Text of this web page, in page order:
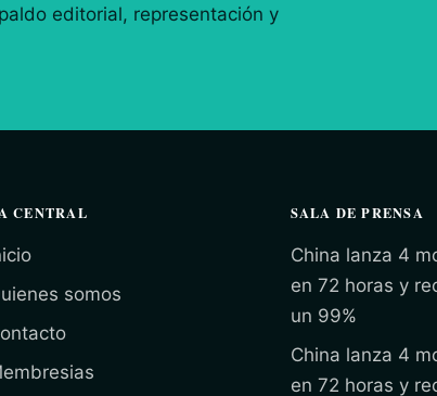
editorial, representación y
CENTRAL
somos
SALA DE PRENSA
China lanza 4
en 72 horas y
un 99%
China lanza 4
en 72 horas y